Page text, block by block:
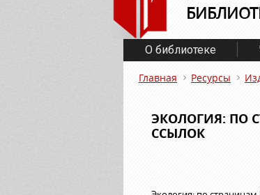
О библиотеке
Главная Ресурсы
ЭКОЛОГИЯ: ПО
ССЫЛОК